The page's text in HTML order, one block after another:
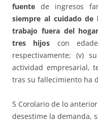
fuente de ingresos
siempre al cuidado
trabajo fuera del
tres hijos con
respectivamente; (v)
actividad empresarial,
tras su fallecimiento ha
5 Corolario de lo
desestime la demanda,